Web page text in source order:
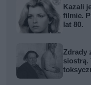
Kazali
filmie.
lat 80.
Zdrady
siostrą.